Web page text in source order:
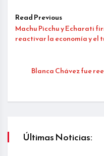
Read Previous
Machu Picchu y Echarati
reactivar la economía y el
Blanca Chávez fue
Últimas Noticias: